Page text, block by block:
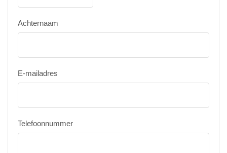
Achternaam
E-mailadres
Telefoonnummer